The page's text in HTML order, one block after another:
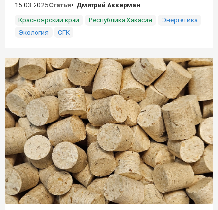
15.03.2025Статья
Дмитрий Аккерман
Красноярский край
Республика Хакасия
Энергетика
Экология
СГК